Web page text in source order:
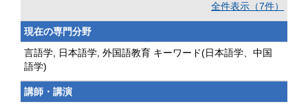
全件表示（7件）
現在の専門分野
言語学, 日本語学, 外国語教育 キーワード(日本語学、中国
語学)
講師・講演